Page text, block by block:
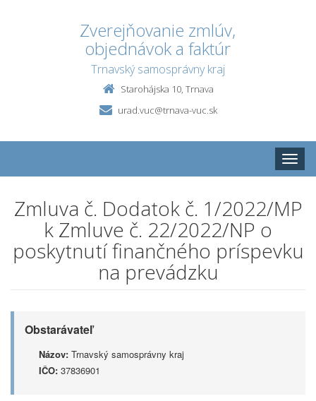
Zverejňovanie zmlúv,
objednávok a faktúr
Trnavský samosprávny kraj
Starohájska 10, Trnava
urad.vuc@trnava-vuc.sk
Toggle
Zmluva č. Dodatok č. 1/2022/MP
k Zmluve č. 22/2022/NP o
poskytnutí finančného príspevku
na prevádzku
Obstarávateľ
Názov: Trnavský samosprávny kraj
IČO: 37836901